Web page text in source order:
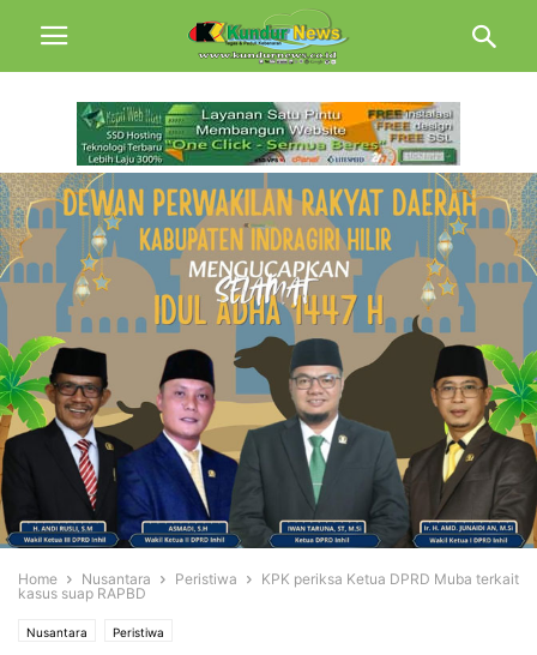
Home Nusantara Peristiwa
KPK periksa Ketua DPRD Muba terkait
kasus suap RAPBD
Nusantara Peristiwa